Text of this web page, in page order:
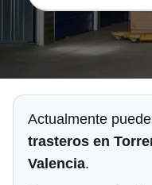
Actualmente
trasteros en
Valencia.